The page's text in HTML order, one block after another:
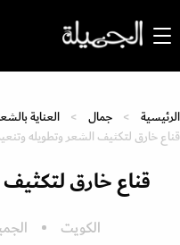
الرئيسية جمال
العناية
قناع خارق لتكثيف الشعر وتطويله
قناع خارق
الكويت